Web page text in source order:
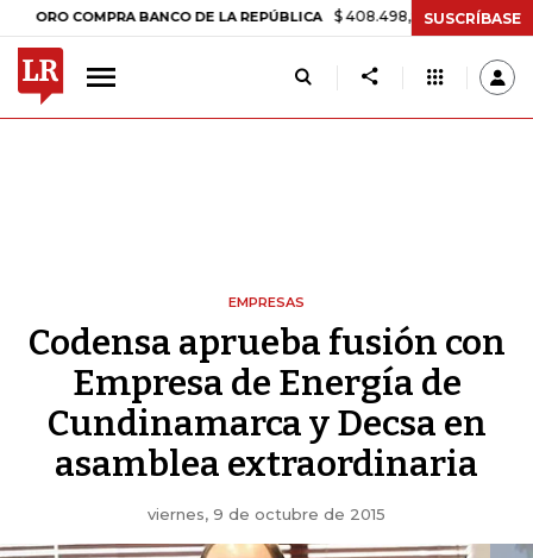
COMPRA BANCO DE LA REPÚBLICA $ 408.498,97 +$ 8.753,81 +2,19%
SUSCRÍBASE
EMPRESAS
Codensa aprueba fusión con
Empresa de Energía de
Cundinamarca y Decsa en
asamblea extraordinaria
viernes, 9 de octubre de 2015